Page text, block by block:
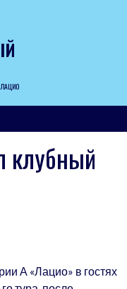
клубный
А «Лацио» в гостях